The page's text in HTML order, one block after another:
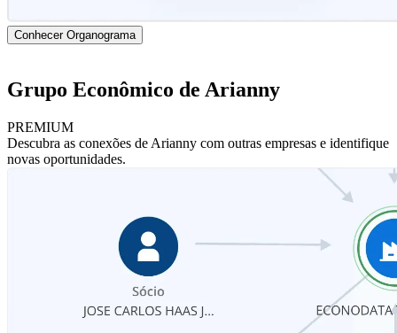
Conhecer Organograma
Grupo Econômico de Arianny
PREMIUM
Descubra as conexões de Arianny com outras empresas e identifique
novas oportunidades.